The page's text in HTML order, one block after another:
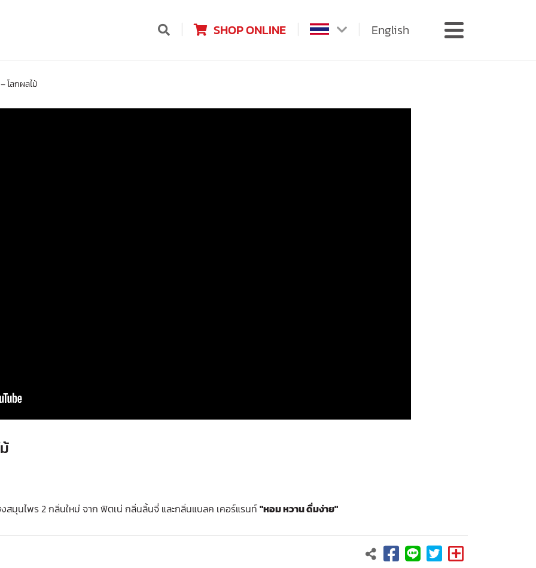
SHOP ONLINE English
โลกผลไม้
สมุนไพร 2 กลิ่นใหม่ จาก ฟิตเน่ กลิ่นลิ้นจี่ และกลิ่นแบลค เคอร์แรนท์"หอม หวาน ดื่มง่าย"